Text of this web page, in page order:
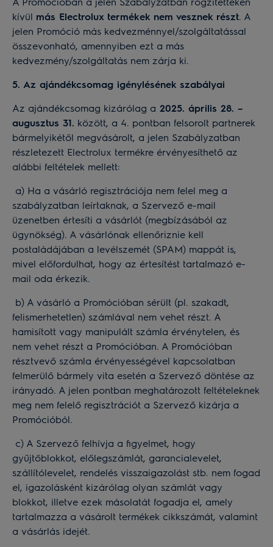
kívül más Electrolux termékek nem vesznek részt. A
jelen Promóció más kedvezménnyel/szolgáltatással
összevonható, amennyiben ezt a más
kedvezmény/szolgáltatás nem zárja ki.
5. Az ajándékcsomag igénylésének szabályai
Az ajándékcsomag kizárólag a 2025. április 28. –
augusztus 31. között, a 4. pontban felsorolt partnerek
bármelyikétől megvásárolt, a jelen Szabályzatban
részletezett Electrolux termékre érvényesíthető az
alábbi feltételek mellett:
a) Ha a vásárló regisztrációja nem felel meg a
szabályzatban leírtaknak, a Szervező e-mail
üzenetben értesíti a vásárlót (megbízásából az
ügynökség). A vásárlónak ellenőriznie kell
postaládájában a levélszemét (SPAM) mappát is,
mivel előfordulhat, hogy az értesítést tartalmazó e-
mail oda érkezik.
b) A vásárló a Promócióban sérült (pl. szakadt,
felismerhetetlen) számlával nem vehet részt. A
hamisított vagy manipulált számla érvénytelen, és
nem vehet részt a Promócióban. A Promócióban
résztvevő számla érvényességével kapcsolatban
felmerülő bármely vita esetén a Szervező döntése az
irányadó. A jelen pontban meghatározott feltételeknek
meg nem felelő regisztrációt a Szervező kizárja a
Promócióból.
c) A Szervező felhívja a figyelmet, hogy
gyűjtőblokkot, előlegszámlát, garancialevelet,
szállítólevelet, rendelés visszaigazolást stb. nem fogad
el, igazolásként kizárólag olyan számlát vagy
blokkot, illetve ezek másolatát fogadja el, amely
tartalmazza a vásárolt termékek cikkszámát, valamint
a vásárlás idejét.